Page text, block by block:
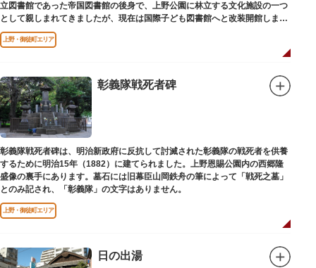
立図書館であった帝国図書館の後身で、上野公園に林立する文化施設の一つ
として親しまれてきましたが、現在は国際子ども図書館へと改装開館しまし
た。
上野・御徒町エリア
彰義隊戦死者碑
彰義隊戦死者碑は、明治新政府に反抗して討滅された彰義隊の戦死者を供養
するために明治15年（1882）に建てられました。上野恩賜公園内の西郷隆
盛像の裏手にあります。墓石には旧幕臣山岡鉄舟の筆によって「戦死之墓」
とのみ記され、「彰義隊」の文字はありません。
上野・御徒町エリア
日の出湯